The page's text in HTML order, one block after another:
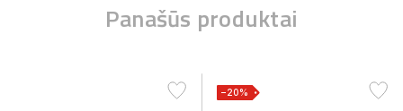
Panašūs produktai
−20%